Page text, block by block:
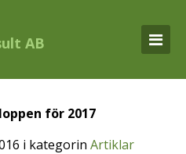
AB
för 2017
i kategorin Artiklar